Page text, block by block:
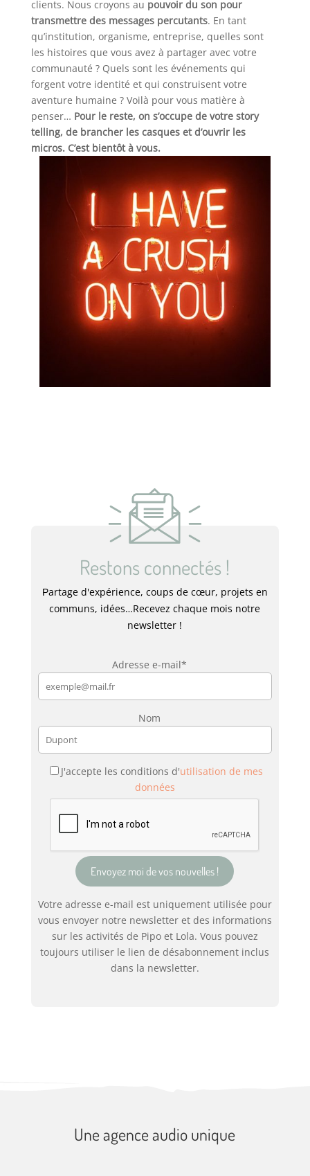
clients. Nous croyons au pouvoir du son pour
transmettre des messages percutants. En tant
qu’institution, organisme, entreprise, quelles sont
les histoires que vous avez à partager avec votre
communauté ? Quels sont les événements qui
forgent votre identité et qui construisent votre
aventure humaine ? Voilà pour vous matière à
penser… Pour le reste, on s’occupe de votre story
telling, de brancher les casques et d’ouvrir les
micros. C’est bientôt à vous.
Restons connectés !
Partage d'expérience, coups de cœur, projets en
communs, idées…Recevez chaque mois notre
newsletter !
Adresse e-mail*
Nom
J'accepte les conditions d'utilisation de mes
données
Votre adresse e-mail est uniquement utilisée pour
vous envoyer notre newsletter et des informations
sur les activités de Pipo et Lola. Vous pouvez
toujours utiliser le lien de désabonnement inclus
dans la newsletter.
Une agence audio unique